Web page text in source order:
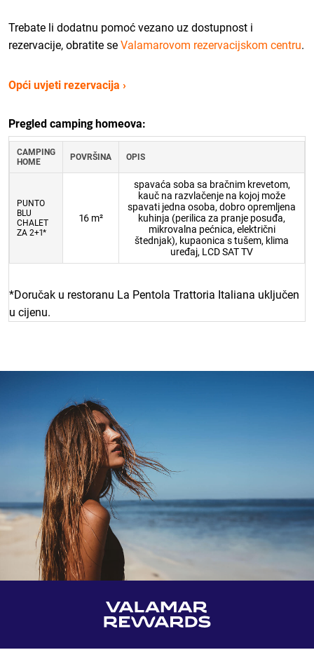
Trebate li dodatnu pomoć vezano uz dostupnost i
rezervacije, obratite se Valamarovom rezervacijskom centru.
Opći uvjeti rezervacija ›
Pregled camping homeova:
CAMPING
HOME
POVRŠINA OPIS
PUNTO
BLU
CHALET
ZA 2+1*
16 m²
spavaća soba sa bračnim krevetom,
kauč na razvlačenje na kojoj može
spavati jedna osoba, dobro opremljena
kuhinja (perilica za pranje posuđa,
mikrovalna pećnica, električni
štednjak), kupaonica s tušem, klima
uređaj, LCD SAT TV
*Doručak u restoranu La Pentola Trattoria Italiana uključen
u cijenu.